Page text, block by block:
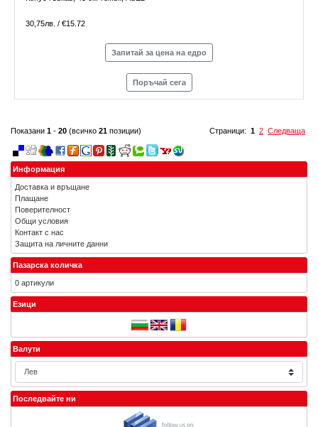
30,75лв. / €15.72
Запитай за цена на едро
Поръчай сега
Страници: 1 2 Следваща
Показани 1 - 20 (всичко 21 позиции)
Информация
Доставка и връщане
Плащане
Поверителност
Общи условия
Контакт с нас
Защита на личните данни
Пазарска количка
0 артикули
Езици
Валути
Последвайте ни